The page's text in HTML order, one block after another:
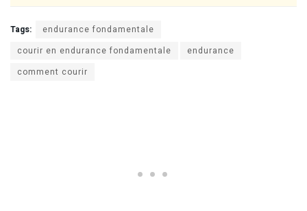
Tags:
endurance fondamentale
courir en endurance fondamentale
endurance
comment courir